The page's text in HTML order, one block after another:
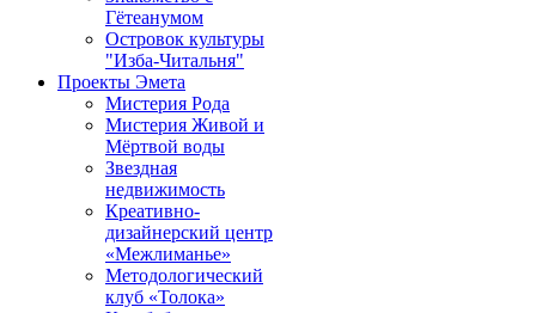
Гётеанумом
Островок культуры
"Изба-Читальня"
Проекты Эмета
Мистерия Рода
Мистерия Живой и
Мёртвой воды
Звездная
недвижимость
Креативно-
дизайнерский центр
«Межлиманье»
Методологический
клуб «Толока»